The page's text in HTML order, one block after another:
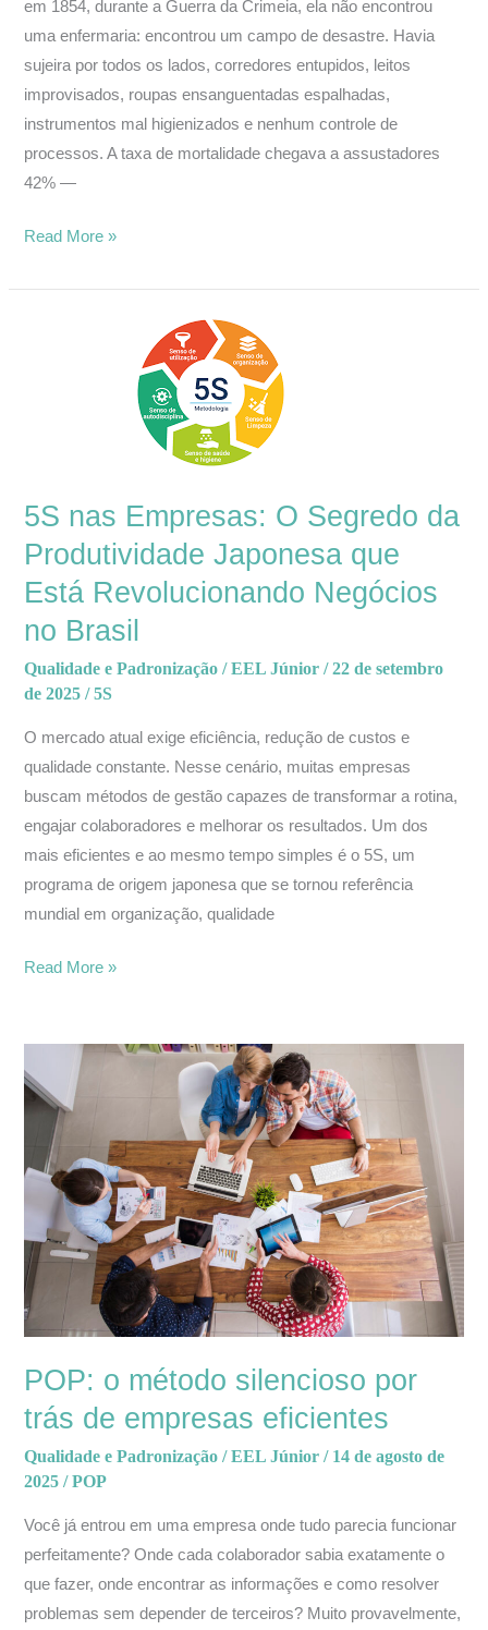
em 1854, durante a Guerra da Crimeia, ela não encontrou
uma enfermaria: encontrou um campo de desastre. Havia
sujeira por todos os lados, corredores entupidos, leitos
improvisados, roupas ensanguentadas espalhadas,
instrumentos mal higienizados e nenhum controle de
processos. A taxa de mortalidade chegava a assustadores
42% —
Read More »
5S nas Empresas: O Segredo da
Produtividade Japonesa que
Está Revolucionando Negócios
no Brasil
Qualidade e Padronização /EEL Júnior/22 de setembro
de 2025/5S
O mercado atual exige eficiência, redução de custos e
qualidade constante. Nesse cenário, muitas empresas
buscam métodos de gestão capazes de transformar a rotina,
engajar colaboradores e melhorar os resultados. Um dos
mais eficientes e ao mesmo tempo simples é o 5S, um
programa de origem japonesa que se tornou referência
mundial em organização, qualidade
Produtividade
Japonesa
que
Está
Revolucionando
no
Read More »
POP: o método silencioso por
trás de empresas eficientes
Qualidade e Padronização /EEL Júnior/ 14 de agosto de
2025/POP
Você já entrou em uma empresa onde tudo parecia funcionar
perfeitamente? Onde cada colaborador sabia exatamente o
que fazer, onde encontrar as informações e como resolver
problemas sem depender de terceiros? Muito provavelmente,
o
método
silencioso
por
empresas
eficientes